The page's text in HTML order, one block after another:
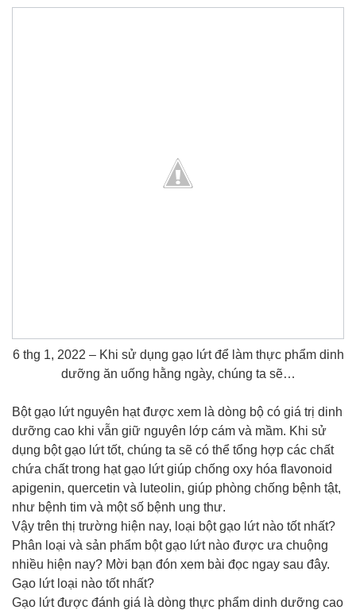
6 thg 1, 2022 – Khi sử dụng gạo lứt để làm thực phẩm dinh
dưỡng ăn uống hằng ngày, chúng ta sẽ…
Bột gạo lứt nguyên hạt được xem là dòng bộ có giá trị dinh
dưỡng cao khi vẫn giữ nguyên lớp cám và mầm. Khi sử
dụng bột gạo lứt tốt, chúng ta sẽ có thể tổng hợp các chất
chứa chất trong hạt gạo lứt giúp chống oxy hóa flavonoid
apigenin, quercetin và luteolin, giúp phòng chống bệnh tật,
như bệnh tim và một số bệnh ung thư.
Vậy trên thị trường hiện nay, loại bột gạo lứt nào tốt nhất?
Phân loại và sản phẩm bột gạo lứt nào được ưa chuộng
nhiều hiện nay? Mời bạn đón xem bài đọc ngay sau đây.
Gạo lứt loại nào tốt nhất?
Gạo lứt được đánh giá là dòng thực phẩm dinh dưỡng cao